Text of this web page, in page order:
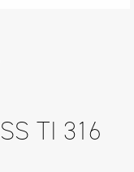
TI 316